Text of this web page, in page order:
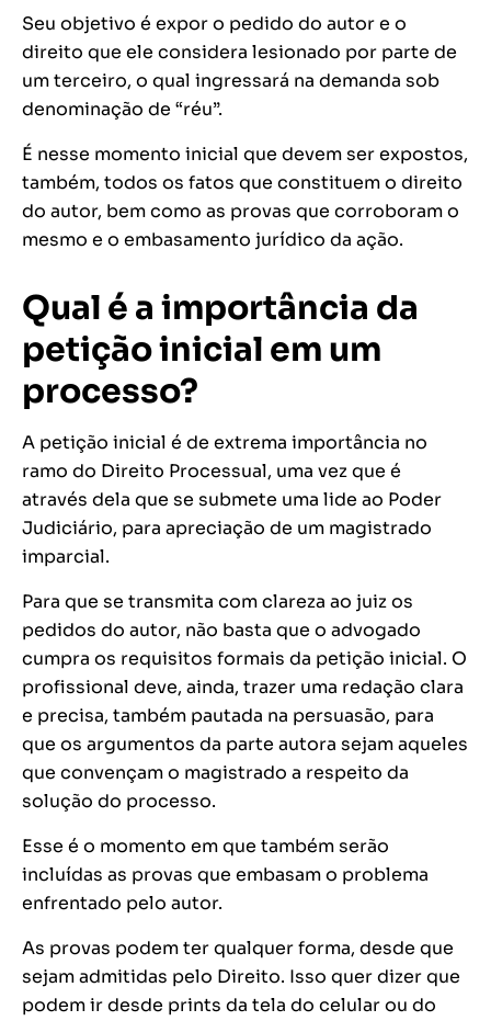
Seu objetivo é expor o pedido do autor e o
direito que ele considera lesionado por parte de
um terceiro, o qual ingressará na demanda sob
denominação de “réu”.
É nesse momento inicial que devem ser expostos,
também, todos os fatos que constituem o direito
do autor, bem como as provas que corroboram o
mesmo e o embasamento jurídico da ação.
Qual é a importância da
petição inicial em um
processo?
A petição inicial é de extrema importância no
ramo do Direito Processual, uma vez que é
através dela que se submete uma lide ao Poder
Judiciário, para apreciação de um magistrado
imparcial.
Para que se transmita com clareza ao juiz os
pedidos do autor, não basta que o advogado
cumpra os requisitos formais da petição inicial. O
profissional deve, ainda, trazer uma redação clara
e precisa, também pautada na persuasão, para
que os argumentos da parte autora sejam aqueles
que convençam o magistrado a respeito da
solução do processo.
Esse é o momento em que também serão
incluídas as provas que embasam o problema
enfrentado pelo autor.
As provas podem ter qualquer forma, desde que
sejam admitidas pelo Direito. Isso quer dizer que
podem ir desde prints da tela do celular ou do